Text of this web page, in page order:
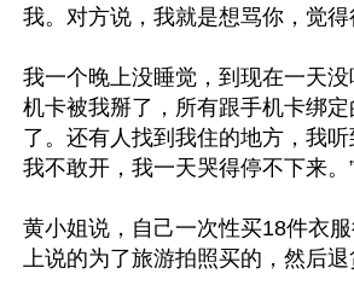
我。对方说，我就是想骂你，觉得
我一个晚上没睡觉，到现在一天
机卡被我掰了，所有跟手机卡绑
了。还有人找到我住的地方，我听
我不敢开，我一天哭得停不下来。
黄小姐说，自己一次性买18件衣
上说的为了旅游拍照买的，然后退